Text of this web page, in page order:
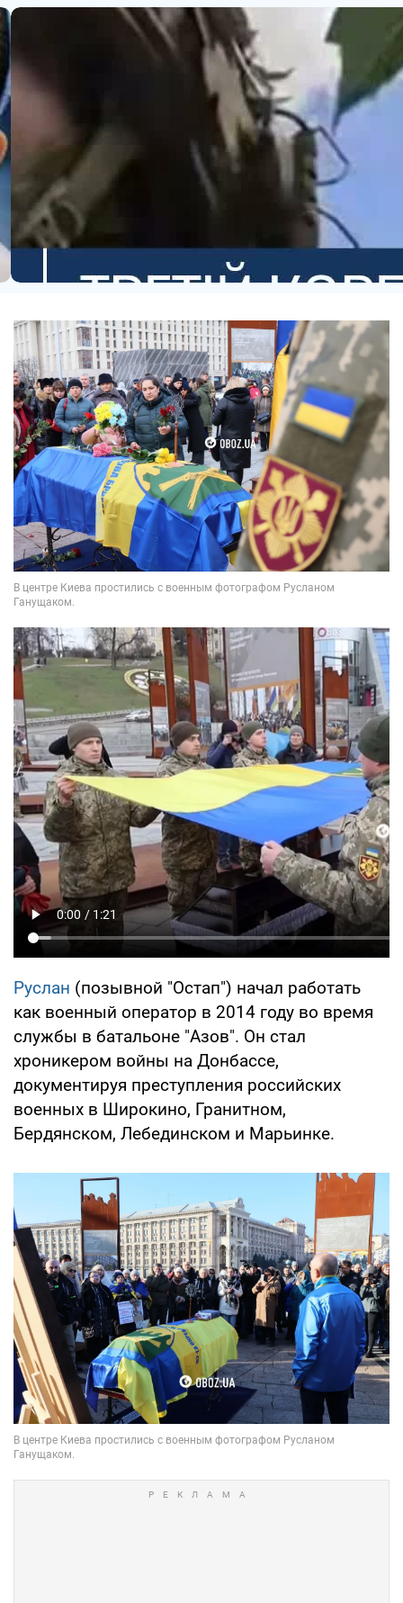
Руслан (позывной "Остап") начал работать
как военный оператор в 2014 году во время
службы в батальоне "Азов". Он стал
хроникером войны на Донбассе,
документируя преступления российских
военных в Широкино, Гранитном,
Бердянском, Лебединском и Марьинке.